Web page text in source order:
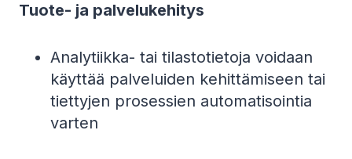
Tuote- ja palvelukehitys
Analytiikka- tai tilastotietoja voidaan
käyttää palveluiden kehittämiseen tai
tiettyjen prosessien automatisointia
varten